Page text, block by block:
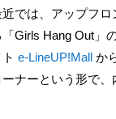
では、アップフロ
Girls Hang Out」
e-LineUP!Mall か
ナーという形で、